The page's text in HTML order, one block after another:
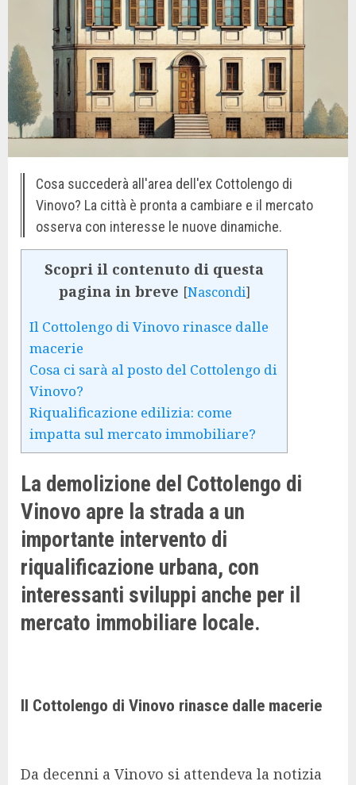
Cosa succederà all'area dell'ex Cottolengo di
Vinovo? La città è pronta a cambiare e il mercato
osserva con interesse le nuove dinamiche.
Scopri il contenuto di questa
pagina in breve [Nascondi]
Il Cottolengo di Vinovo rinasce dalle
macerie
Cosa ci sarà al posto del Cottolengo di
Vinovo?
Riqualificazione edilizia: come
impatta sul mercato immobiliare?
La demolizione del Cottolengo di
Vinovo apre la strada a un
importante intervento di
riqualificazione urbana, con
interessanti sviluppi anche per il
mercato immobiliare locale.
Il Cottolengo di Vinovo rinasce dalle macerie
Da decenni a Vinovo si attendeva la notizia